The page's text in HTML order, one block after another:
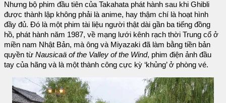
Nhưng bộ phim đầu tiên của Takahata phát hành sau khi Ghibli
được thành lập không phải là anime, hay thậm chí là hoạt hình
đầy đủ. Đó là một phim tài liệu người thật dài gần ba tiếng đồng
hồ, phát hành năm 1987, về mạng lưới kênh rạch thời Trung cổ ở
miền nam Nhật Bản, mà ông và Miyazaki đã làm bằng tiền bản
quyền từ Nausicaä of the Valley of the Wind, phim điện ảnh đầu
tay của hãng và là một thành công cực kỳ ‘khủng’ ở phòng vé.